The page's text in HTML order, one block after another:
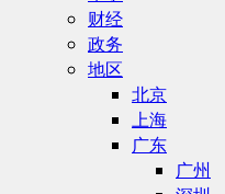
财经
政务
地区
北京
上海
广东
广州